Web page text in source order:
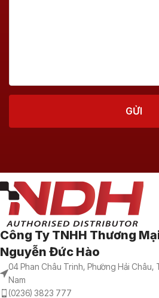
Công Ty TNHH Thương
Nguyễn Đức Hào
04 Phan Châu Trinh, Phường Hải Châu,
Nam
(0236) 3823 777